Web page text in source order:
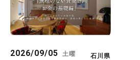
2026/09/05 土曜 石川県